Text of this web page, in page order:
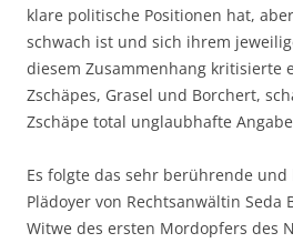
klare politische Positionen hat,
schwach ist und sich ihrem
diesem Zusammenhang kritisierte
Zschäpes, Grasel und Borchert,
Zschäpe total unglaubhafte
Es folgte das sehr berührende
Plädoyer von Rechtsanwältin Seda
Witwe des ersten Mordopfers des